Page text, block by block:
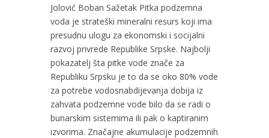
Jolović Boban Sažetak Pitka podzemna
voda je strateški mineralni resurs koji ima
presudnu ulogu za ekonomski i socijalni
razvoj privrede Republike Srpske. Najbolji
pokazatelj šta pitke vode znače za
Republiku Srpsku je to da se oko 80% vode
za potrebe vodosnabdijevanja dobija iz
zahvata podzemne vode bilo da se radi o
bunarskim sistemima ili pak o kaptiranim
izvorima. Značajne akumulacije podzemnih